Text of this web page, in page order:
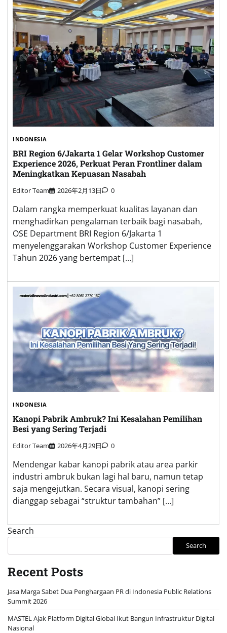
INDONESIA
BRI Region 6/Jakarta 1 Gelar Workshop Customer
Experience 2026, Perkuat Peran Frontliner dalam
Meningkatkan Kepuasan Nasabah
Editor Team 2026年2月13日 0
Dalam rangka memperkuat kualitas layanan dan
menghadirkan pengalaman terbaik bagi nasabah,
OSE Department BRI Region 6/Jakarta 1
menyelenggarakan Workshop Customer Experience
Tahun 2026 yang bertempat […]
INDONESIA
Kanopi Pabrik Ambruk? Ini Kesalahan Pemilihan
Besi yang Sering Terjadi
Editor Team 2026年4月29日 0
Mendengar kabar kanopi pabrik atau area parkir
industri ambruk bukan lagi hal baru, namun tetap
saja mengejutkan. Secara visual, kanopi sering
dianggap sebagai “struktur tambahan” […]
Search
Search
Recent Posts
Jasa Marga Sabet Dua Penghargaan PR di Indonesia Public Relations
Summit 2026
MASTEL Ajak Platform Digital Global Ikut Bangun Infrastruktur Digital
Nasional